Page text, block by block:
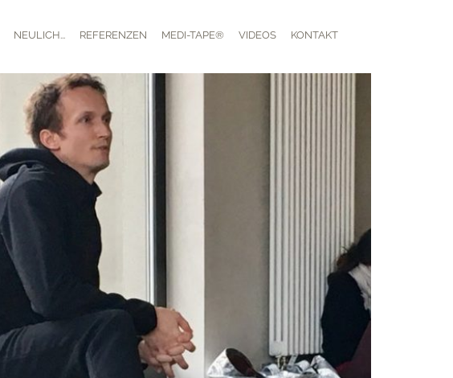
NEULICH... REFERENZEN MEDI-TAPE® VIDEOS KONTAKT